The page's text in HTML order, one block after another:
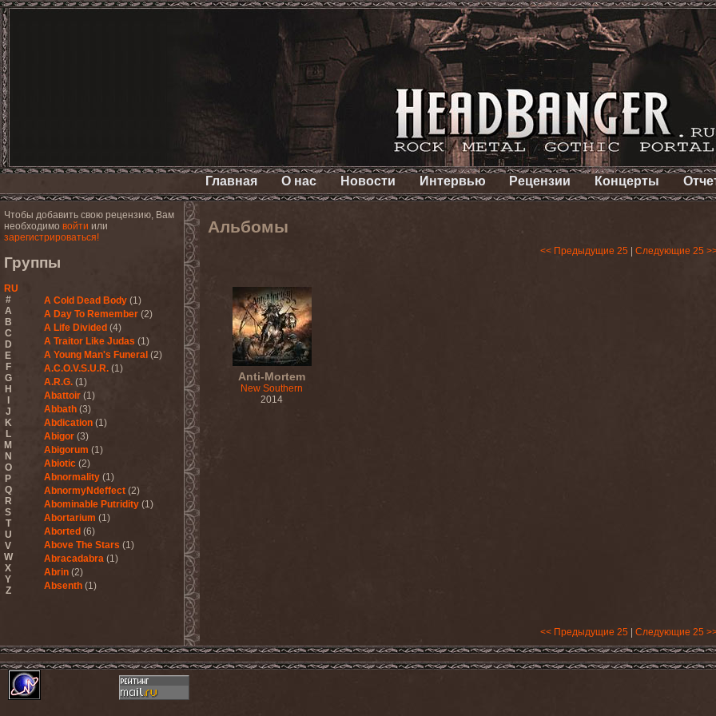
Главная О нас Новости Интервью Рецензии Концерты
Чтобы добавить свою рецензию, Вам
необходимо войти или
зарегистрироваться!
Группы
RU
#
A
B
C
D
E
F
G
H
J
K
L
M
N
O
P
Q
R
S
T
U
V
W
X
Y
Z
A Cold Dead Body (1)
A Day To Remember (2)
A Life Divided (4)
A Traitor Like Judas (1)
A Young Man's Funeral (2)
A.C.O.V.S.U.R. (1)
A.R.G. (1)
Abattoir (1)
Abbath (3)
Abdication (1)
Abigor (3)
Abigorum (1)
Abiotic (2)
Abnormality (1)
AbnormyNdeffect (2)
Abominable Putridity (1)
Abortarium (1)
Aborted (6)
Above The Stars (1)
Abracadabra (1)
Abrin (2)
Absenth (1)
Abysskvlt (2)
Abyssphere (1)
Альбомы
<< Предыдущие 25 Следующие 25
Anti-Mortem
New Southern
2014
<< Предыдущие 25 Следующие 25